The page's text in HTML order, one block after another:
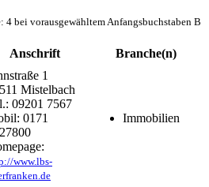
4 bei vorausgewähltem Anfangsbuchstaben B
Anschrift Branche(n)
1
Mistelbach
09201 7567
0171
www.lbs-
Immobilien